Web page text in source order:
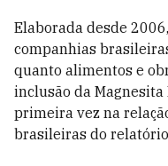
Elaborada desde
companhias
quanto alimentos e
inclusão da
primeira vez na
brasileiras do